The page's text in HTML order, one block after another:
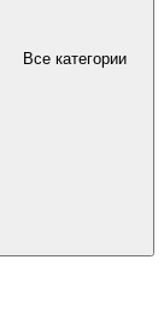
Все категории